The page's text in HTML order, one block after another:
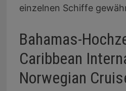
einzelnen Schiffe
Bahamas-
Caribbean
Norwegian